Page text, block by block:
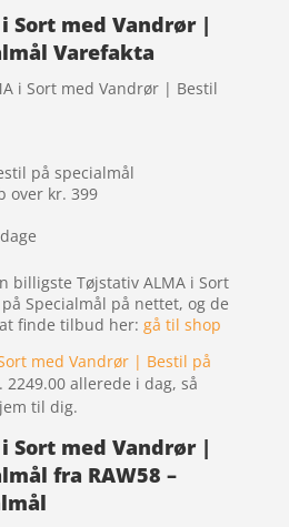
Sort med Vandrør |
Varefakta
i Sort med Vandrør | Bestil
på specialmål
over kr. 399
billigste Tøjstativ ALMA i Sort
Specialmål på nettet, og de
finde tilbud her: gå til shop
med Vandrør | Bestil på
2249.00 allerede i dag, så
til dig.
Sort med Vandrør |
fra RAW58 –